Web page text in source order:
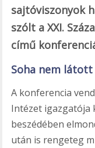
sajtóviszonyok
szólt a XXI.
című
Soha nem
A konferencia
Intézet igazgatója
beszédében
után is rengeteg